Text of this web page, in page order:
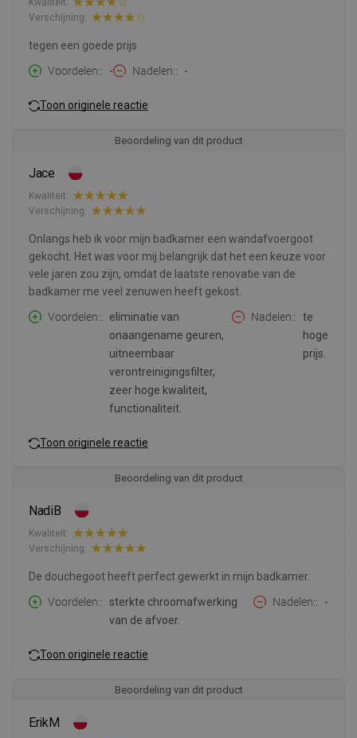
Kwaliteit:
Verschijning:
tegen een goede prijs
Voordelen:
- Nadelen: -
Toon originele reactie
Beoordeling van dit product
Jace
Kwaliteit:
Verschijning:
Onlangs heb ik voor mijn badkamer een wandafvoergoot
gekocht. Het was voor mij belangrijk dat het een keuze voor
vele jaren zou zijn, omdat de laatste renovatie van de
badkamer me veel zenuwen heeft gekost.
Voordelen:
eliminatie van
onaangename geuren,
uitneembaar
verontreinigingsfilter,
zeer hoge kwaliteit,
functionaliteit.
Nadelen:
te
hoge
prijs.
Toon originele reactie
Beoordeling van dit product
NadiB
Kwaliteit:
Verschijning:
De douchegoot heeft perfect gewerkt in mijn badkamer.
Voordelen:
sterkte chroomafwerking
van de afvoer.
Nadelen: -
Toon originele reactie
Beoordeling van dit product
ErikM